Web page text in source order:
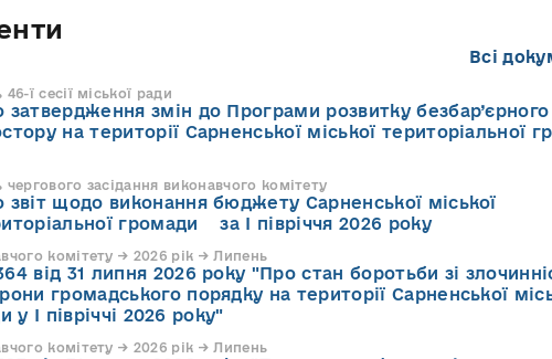
Всі
ї сесії міської ради
затвердження змін до Програми розвитку безбар’єрного
на території Сарненської міської територіальної
засідання виконавчого комітету
звіт щодо виконання бюджету Сарненської міської
громади за І півріччя 2026 року
комітету → 2026 рік → Липень
від 31 липня 2026 року "Про стан боротьби зі
громадського порядку на території Сарненської
у І півріччі 2026 року"
комітету → 2026 рік → Липень